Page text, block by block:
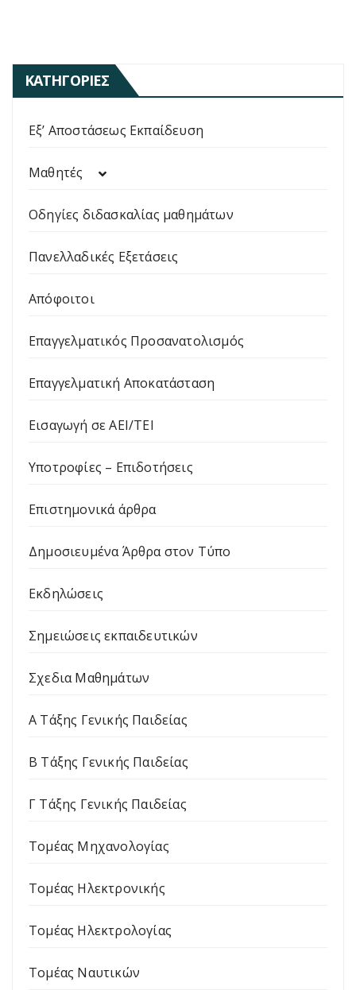
ΚΑΤΗΓΟΡΊΕΣ
Εξ’ Αποστάσεως Εκπαίδευση
Μαθητές
Οδηγίες διδασκαλίας μαθημάτων
Πανελλαδικές Εξετάσεις
Απόφοιτοι
Επαγγελματικός Προσανατολισμός
Επαγγελματική Αποκατάσταση
Εισαγωγή σε ΑΕΙ/ΤΕΙ
Υποτροφίες – Επιδοτήσεις
Επιστημονικά άρθρα
Δημοσιευμένα Άρθρα στον Τύπο
Εκδηλώσεις
Σημειώσεις εκπαιδευτικών
Σχεδια Μαθημάτων
Α Τάξης Γενικής Παιδείας
Β Τάξης Γενικής Παιδείας
Γ Τάξης Γενικής Παιδείας
Τομέας Μηχανολογίας
Τομέας Ηλεκτρονικής
Τομέας Ηλεκτρολογίας
Τομέας Ναυτικών